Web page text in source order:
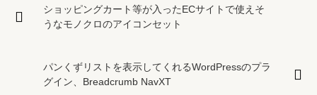
ショッピングカート等が入ったECサイトで使えそ
うなモノクロのアイコンセット
パンくずリストを表示してくれるWordPressのプラ
グイン、Breadcrumb NavXT